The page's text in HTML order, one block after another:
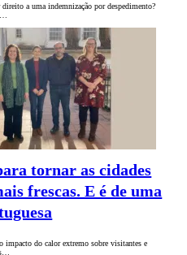
a uma indemnização por despedimento?
tornar as cidades
frescas. E é de uma
do calor extremo sobre visitantes e